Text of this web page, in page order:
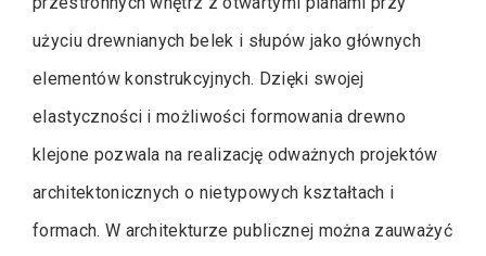
użyciu drewnianych belek i słupów jako głównych
elementów konstrukcyjnych. Dzięki swojej
elastyczności i możliwości formowania drewno
klejone pozwala na realizację odważnych projektów
architektonicznych o nietypowych kształtach i
formach. W architekturze publicznej można zauważyć